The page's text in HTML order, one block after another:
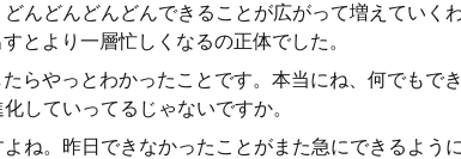
んどんどんどんできることが広がって増えていく
とより一層忙しくなるの正体でした。
らやっとわかったことです。本当にね、何でもで
していってるじゃないですか。
ね。昨日できなかったことがまた急にできるよう